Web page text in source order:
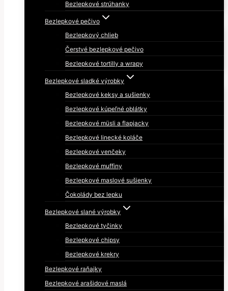
Bezlepkové strúhanky
Bezlepkové pečivo
Bezlepkový chlieb
Čerstvé bezlepkové pečivo
Bezlepkové tortilly a wrapy
Bezlepkové sladké výrobky
Bezlepkové keksy a sušienky
Bezlepkové kúpeľné oblátky
Bezlepkové müsli a flapjacky
Bezlepkové linecké koláče
Bezlepkové venčeky
Bezlepkové muffiny
Bezlepkové maslové sušienky
Čokolády bez lepku
Bezlepkové slané výrobky
Bezlepkové tyčinky
Bezlepkové chipsy
Bezlepkové krekry
Bezlepkové raňajky
Bezlepkové arašidové maslá